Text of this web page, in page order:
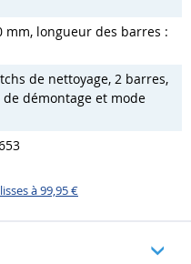
mm, longueur des barres :
de nettoyage, 2 barres,
démontage et mode
à 99,95 €